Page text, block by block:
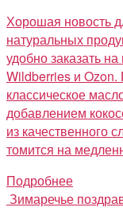
Хорошая новость
натуральных
удобно заказать
Wildberries и Ozon.
классическое
добавлением
из качественного
томится на
Подробнее
Зимаречье